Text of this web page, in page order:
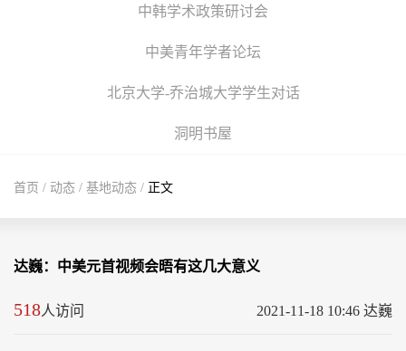
中韩学术政策研讨会
中美青年学者论坛
北京大学-乔治城大学学生对话
洞明书屋
首页 / 动态 / 基地动态 / 正文
达巍：中美元首视频会晤有这几大意义
2021-11-18 10:46 达巍
518人访问